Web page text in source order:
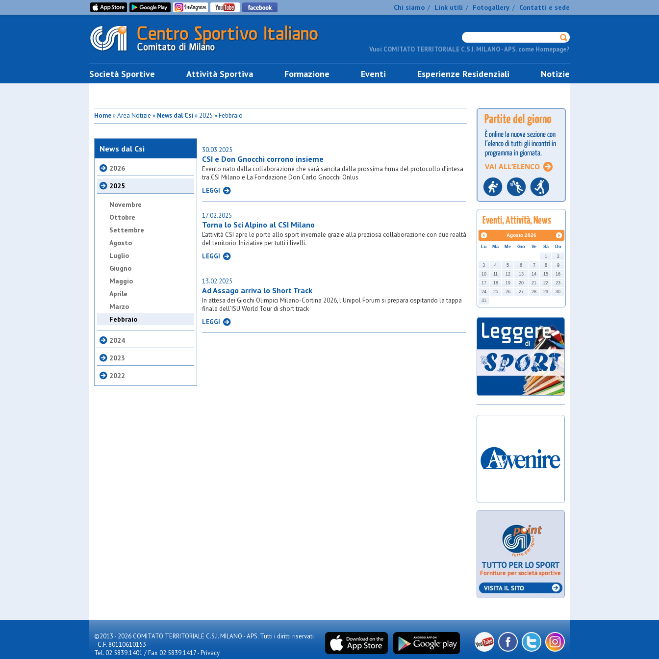
Chi siamo / Link utili / Fotogallery / Contatti e sede
Vuoi COMITATO TERRITORIALE C.S.I. MILANO - APS. come Homepage?
Società Sportive Attività Sportiva Formazione Eventi Esperienze Residenziali Notizie
Home» Area Notizie » News dal Csi » 2025 » Febbraio
News dal Csi
2026
2025
Novembre
Ottobre
Settembre
Agosto
Luglio
Giugno
Maggio
Aprile
Marzo
Febbraio
2024
2023
2022
30.03.2025
CSI e Don Gnocchi corrono insieme
Evento nato dalla collaborazione che sarà sancita dalla prossima firma del protocollo d’intesa
tra CSI Milano e La Fondazione Don Carlo Gnocchi Onlus
LEGGI
17.02.2025
Torna lo Sci Alpino al CSI Milano
L’attività CSI apre le porte allo sport invernale grazie alla preziosa collaborazione con due realtà
del territorio. Iniziative per tutti i livelli.
LEGGI
13.02.2025
Ad Assago arriva lo Short Track
In attesa dei Giochi Olimpici Milano-Cortina 2026, l'Unipol Forum si prepara ospitando la tappa
finale dell’ISU World Tour di short track
LEGGI
Agosto 2026
Lu Ma Me Gio Ve Sa
Do
1
2
3
4 5 6 7 8
9
10
11 12 13 14 15
16
17
18 19 20 21 22
23
24
25 26 27 28 29
30
31
©2013 - 2026 COMITATO TERRITORIALE C.S.I. MILANO - APS. Tutti i diritti riservati
- C.F. 80110610153
Tel. 02 5839.1401 / Fax 02 5839.1417-Privacy